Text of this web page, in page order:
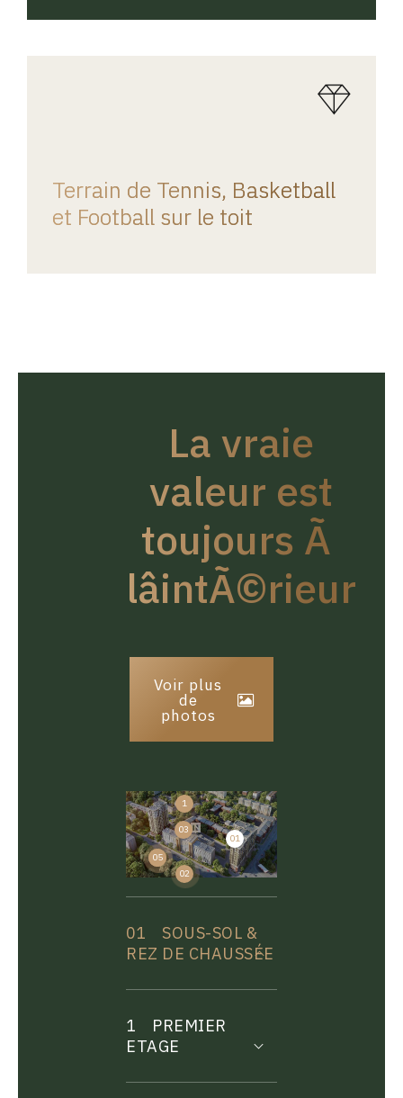
Terrain de Tennis, Basketball
et Football sur le toit
La vraie
valeur est
toujours Ã
lâintÃ©rieur
Voir plus
de
photos
01
1
02
03
04
05
01
SOUS-SOL &
REZ DE CHAUSSÉE
1
PREMIER
ETAGE